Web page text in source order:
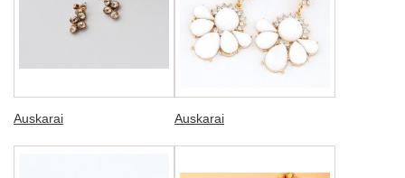
Auskarai Auskarai